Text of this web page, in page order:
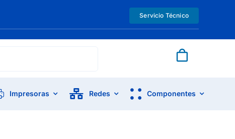
Servicio Técnico
Impresoras Redes Componentes